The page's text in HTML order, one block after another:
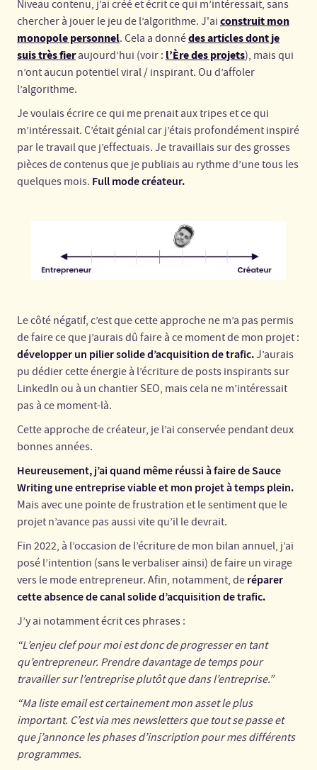
Niveau contenu, j’ai créé et écrit ce qui m’intéressait, sans
chercher à jouer le jeu de l’algorithme. J'ai construit mon
monopole personnel. Cela a donnédes articles dont je
suis très fieraujourd’hui (voir : l’Ère des projets), mais qui
n’ont aucun potentiel viral / inspirant. Ou d’affoler
l’algorithme.
Je voulais écrire ce qui me prenait aux tripes et ce qui
m’intéressait. C’était génial car j’étais profondément inspiré
par le travail que j’effectuais. Je travaillais sur des grosses
pièces de contenus que je publiais au rythme d’une tous les
quelques mois. Full mode créateur.
Le côté négatif, c’est que cette approche ne m’a pas permis
de faire ce que j’aurais dû faire à ce moment de mon projet :
développer un pilier solide d’acquisition de trafic.J’aurais
pu dédier cette énergie à l’écriture de posts inspirants sur
LinkedIn ou à un chantier SEO, mais cela ne m’intéressait
pas à ce moment-là.
Cette approche de créateur, je l’ai conservée pendant deux
bonnes années.
Heureusement, j’ai quand même réussi à faire de Sauce
Writing une entreprise viable et mon projet à temps plein.
Mais avec une pointe de frustration et le sentiment que le
projet n’avance pas aussi vite qu’il le devrait.
Fin 2022, à l’occasion de l’écriture de mon bilan annuel, j’ai
posé l’intention (sans le verbaliser ainsi) de faire un virage
vers le mode entrepreneur. Afin, notamment, de réparer
cette absence de canal solide d’acquisition de trafic.
J’y ai notamment écrit ces phrases :
“L’enjeu clef pour moi est donc de progresser en tant
qu’entrepreneur. Prendre davantage de temps pour
travailler sur l’entreprise plutôt que dans l’entreprise.”
“Ma liste email est certainement mon asset le plus
important. C’est via mes newsletters que tout se passe et
que j’annonce les phases d’inscription pour mes différents
programmes.